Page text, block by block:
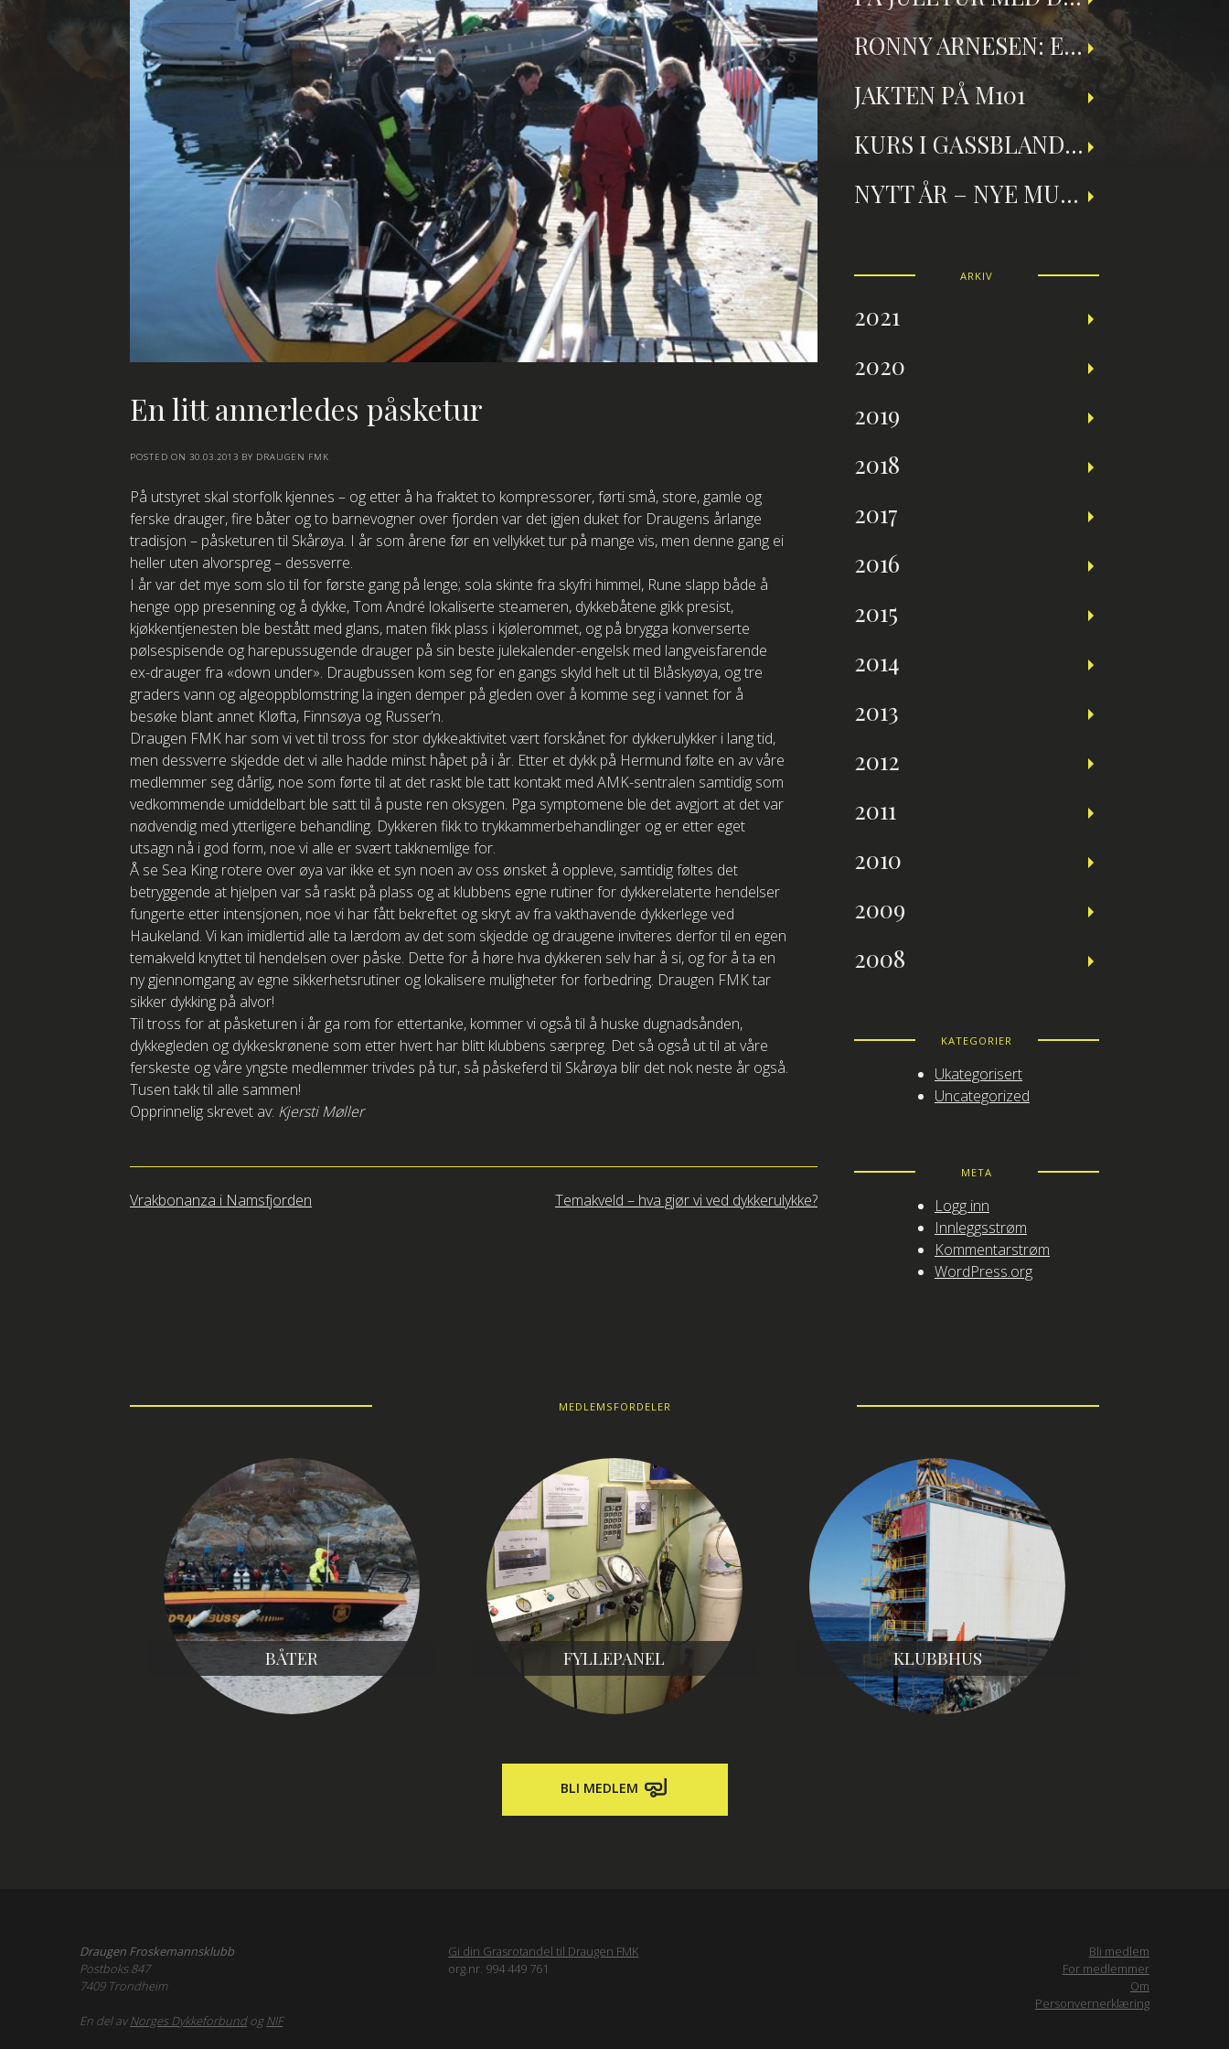
En litt annerledes påsketur
POSTED ON 30.03.2013 BY DRAUGEN FMK
På utstyret skal storfolk kjennes – og etter å ha fraktet to kompressorer, førti små, store, gamle og
ferske drauger, fire båter og to barnevogner over fjorden var det igjen duket for Draugens årlange
tradisjon – påsketuren til Skårøya. I år som årene før en vellykket tur på mange vis, men denne gang ei
heller uten alvorspreg – dessverre.
I år var det mye som slo til for første gang på lenge; sola skinte fra skyfri himmel, Rune slapp både å
henge opp presenning og å dykke, Tom André lokaliserte steameren, dykkebåtene gikk presist,
kjøkkentjenesten ble bestått med glans, maten fikk plass i kjølerommet, og på brygga konverserte
pølsespisende og harepussugende drauger på sin beste julekalender-engelsk med langveisfarende
ex-drauger fra «down under». Draugbussen kom seg for en gangs skyld helt ut til Blåskyøya, og tre
graders vann og algeoppblomstring la ingen demper på gleden over å komme seg i vannet for å
besøke blant annet Kløfta, Finnsøya og Russer’n.
Draugen FMK har som vi vet til tross for stor dykkeaktivitet vært forskånet for dykkerulykker i lang tid,
men dessverre skjedde det vi alle hadde minst håpet på i år. Etter et dykk på Hermund følte en av våre
medlemmer seg dårlig, noe som førte til at det raskt ble tatt kontakt med AMK-sentralen samtidig som
vedkommende umiddelbart ble satt til å puste ren oksygen. Pga symptomene ble det avgjort at det var
nødvendig med ytterligere behandling. Dykkeren fikk to trykkammerbehandlinger og er etter eget
utsagn nå i god form, noe vi alle er svært takknemlige for.
Å se Sea King rotere over øya var ikke et syn noen av oss ønsket å oppleve, samtidig føltes det
betryggende at hjelpen var så raskt på plass og at klubbens egne rutiner for dykkerelaterte hendelser
fungerte etter intensjonen, noe vi har fått bekreftet og skryt av fra vakthavende dykkerlege ved
Haukeland. Vi kan imidlertid alle ta lærdom av det som skjedde og draugene inviteres derfor til en egen
temakveld knyttet til hendelsen over påske. Dette for å høre hva dykkeren selv har å si, og for å ta en
ny gjennomgang av egne sikkerhetsrutiner og lokalisere muligheter for forbedring. Draugen FMK tar
sikker dykking på alvor!
Til tross for at påsketuren i år ga rom for ettertanke, kommer vi også til å huske dugnadsånden,
dykkegleden og dykkeskrønene som etter hvert har blitt klubbens særpreg. Det så også ut til at våre
ferskeste og våre yngste medlemmer trivdes på tur, så påskeferd til Skårøya blir det nok neste år også.
Tusen takk til alle sammen!
Opprinnelig skrevet av: Kjersti Møller
Innleggsnavigasjon
Vrakbonanza i Namsfjorden Temakveld – hva gjør vi ved dykkerulykke?
RONNY ARNESEN: ET TILBAKEBLIKK PÅ TEKNISK DYKKING
JAKTEN PÅ M101
KURS I GASSBLANDING OG NITROXDYKKING
NYTT ÅR – NYE MULIGHETER
ARKIV
2021
2020
2019
2018
2017
2016
2015
2014
2013
2012
2011
2010
2009
2008
KATEGORIER
Ukategorisert
Uncategorized
META
Logg inn
Innleggsstrøm
Kommentarstrøm
WordPress.org
MEDLEMSFORDELER
BÅTER FYLLEPANEL KLUBBHUS
BLI MEDLEM
Draugen Froskemannsklubb
Postboks 847
7409 Trondheim
En del avNorges DykkeforbundogNIF
Gi din Grasrotandel til Draugen FMK
org.nr. 994 449 761
Bli medlem
For medlemmer
Om
Personvernerklæring